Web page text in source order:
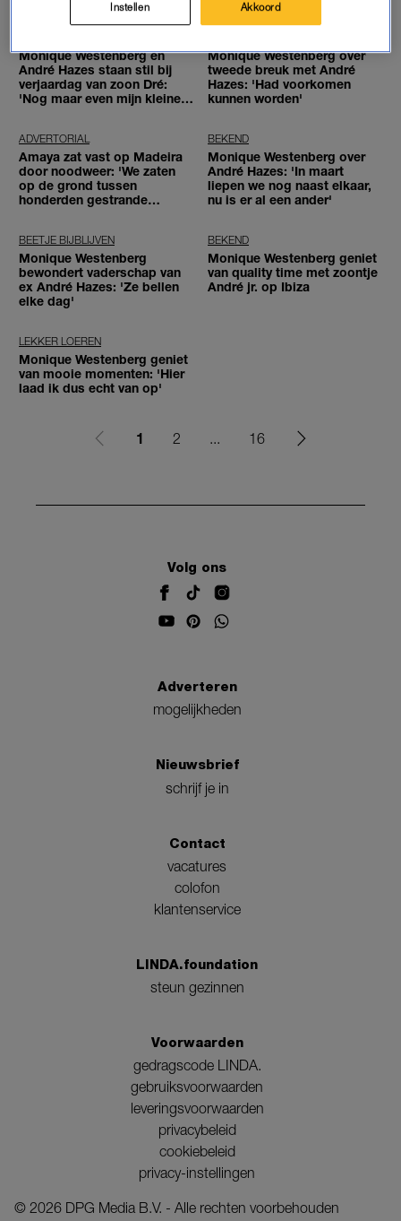
huwelijkswreker was'
Monique Westenberg en
André Hazes staan stil bij
verjaardag van zoon Dré:
'Nog maar even mijn kleine
Monique Westenberg over
tweede breuk met André
Hazes: 'Had voorkomen
kunnen worden'
ADVERTORIAL
Amaya zat vast op Madeira
door noodweer: 'We zaten
op de grond tussen
honderden gestrande
BEKEND
Monique Westenberg over
André Hazes: 'In maart
liepen we nog naast elkaar,
nu is er al een ander'
BEETJE BIJBLIJVEN
Monique Westenberg
bewondert vaderschap van
ex André Hazes: 'Ze bellen
elke dag'
BEKEND
Monique Westenberg geniet
van quality time met zoontje
André jr. op Ibiza
LEKKER LOEREN
Monique Westenberg geniet
van mooie momenten: 'Hier
laad ik dus echt van op'
1 2 ... 16
Volg ons
Adverteren
mogelijkheden
Nieuwsbrief
schrijf je in
Contact
vacatures
colofon
klantenservice
LINDA.foundation
steun gezinnen
Voorwaarden
gedragscode LINDA.
gebruiksvoorwaarden
leveringsvoorwaarden
privacybeleid
cookiebeleid
privacy-instellingen
© 2026 DPG Media B.V. - Alle rechten voorbehouden
Instellen Akkoord